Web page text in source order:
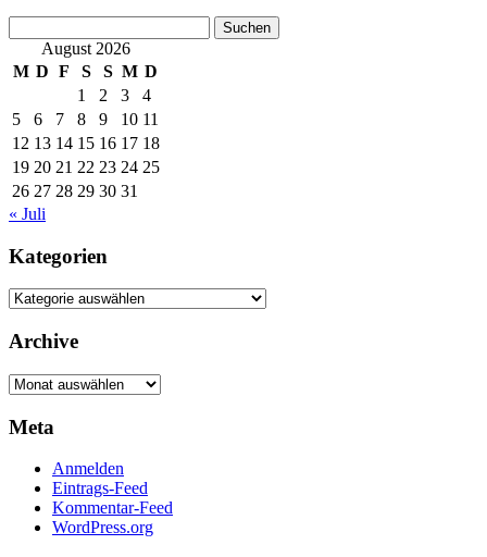
nach:August 2026
M D F S S M D
1
2 3
4
5
6 7 8 9 10 11
12 13 14 15 16 17 18
19 20 21 22 23 24 25
26 27 28 29 30 31
« Juli
Kategorien
Kategorien
Archive
Archive
Meta
Anmelden
Eintrags-Feed
Kommentar-Feed
WordPress.org